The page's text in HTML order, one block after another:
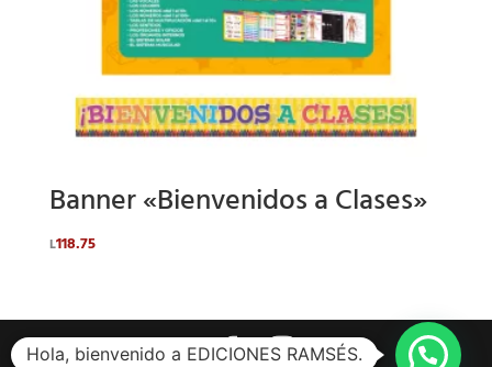
Banner «Bienvenidos a Clases»
L118.75
Hola, bienvenido a EDICIONES RAMSÉS.